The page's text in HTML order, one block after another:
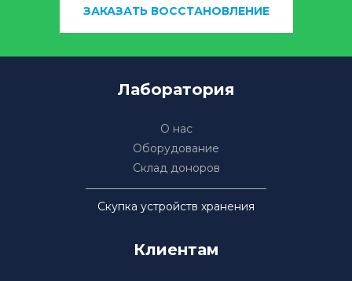
ЗАКАЗАТЬ ВОССТАНОВЛЕНИЕ
Лаборатория
О нас
Оборудование
Склад доноров
Скупка устройств хранения
Клиентам